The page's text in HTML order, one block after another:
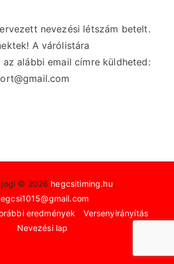
nevezési létszám betelt.
A várólistára
alábbi email címre küldheted:
jogi © 2026 hegcsitiming.hu.
eredmények
Versenyirányítás
Nevezési lap